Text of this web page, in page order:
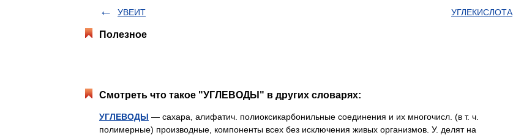
УВЕИТ
УГЛЕКИСЛОТА
Полезное
Смотреть что такое "УГЛЕВОДЫ" в других словарях:
УГЛЕВОДЫ — сахара, алифатич. полиоксикарбонильные соединения и их многочисл. (в т. ч.
полимерные) производные, компоненты всех без исключения живых организмов. У. делят на